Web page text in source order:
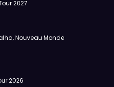
avec une vie de tous les jours en
Breakout, Hibernation Of The